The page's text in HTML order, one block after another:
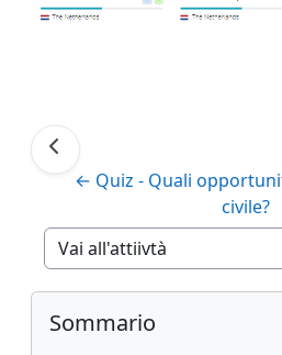
← Quiz - Quali
civile?
Vai all'attiivtà
Blocchi
Salta Sommario
Sommario